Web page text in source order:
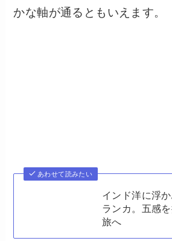
かな軸が通るともいえます。
あわせて読みたい
インド洋に浮
ランカ。五感
旅へ